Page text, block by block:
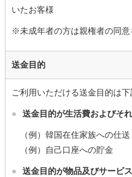
いたお客様
※未成年者の方は親権者の同意
送金目的
ご利用いただける送金目的は下
● 送金目的が生活費およびそ
（例）韓国在住家族への仕送
（例）自己口座への貯金
● 送金目的が物品及びサービ